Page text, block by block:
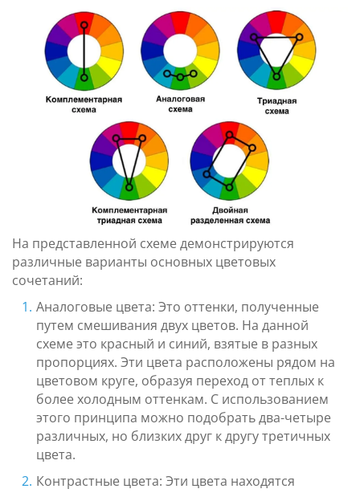
На представленной схеме демонстрируются
различные варианты основных цветовых
сочетаний:
Аналоговые цвета: Это оттенки, полученные
путем смешивания двух цветов. На данной
схеме это красный и синий, взятые в разных
пропорциях. Эти цвета расположены рядом на
цветовом круге, образуя переход от теплых к
более холодным оттенкам. С использованием
этого принципа можно подобрать два-четыре
различных, но близких друг к другу третичных
цвета.
Контрастные цвета: Эти цвета находятся